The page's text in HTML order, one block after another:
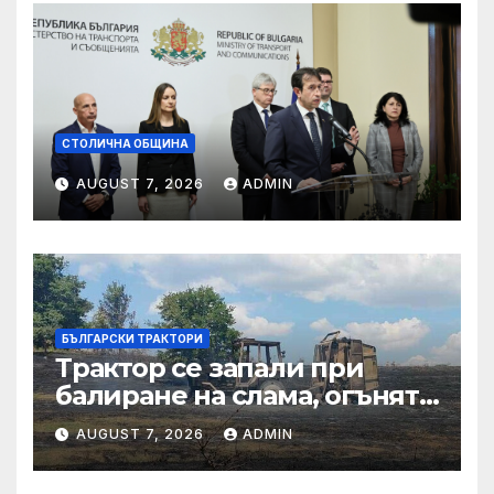
СТОЛИЧНА ОБЩИНА
AUGUST 7, 2026 ADMIN
БЪЛГАРСКИ ТРАКТОРИ
Трактор се запали при
балиране на слама, огънят
засегна гора – Новини
AUGUST 7, 2026 ADMIN